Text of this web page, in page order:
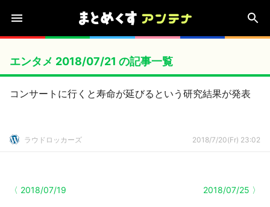
エンタメ 2018/07/21 の記事一覧
コンサートに行くと寿命が延びるという研究結果が発表
ラウドロッカーズ 2018/7/20(Fr) 23:02
〈 2018/07/19 2018/07/25 〉